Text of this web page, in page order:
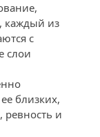
каждый из
с
слои
близких,
ревность и